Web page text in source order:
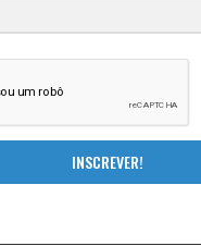
INSCREVER!